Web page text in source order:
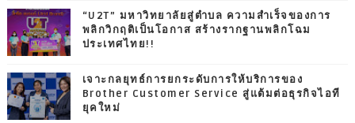
“U2T” มหาวิทยาลัยสู่ตำบล ความสำเร็จของการ
พลิกวิกฤติเป็นโอกาส สร้างรากฐานพลิกโฉม
ประเทศไทย!!
เจาะกลยุทธ์การยกระดับการให้บริการของ
Brother Customer Service สู่แต้มต่อธุรกิจไอที
ยุคใหม่